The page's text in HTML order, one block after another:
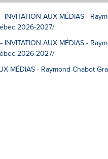
INVITATION AUX MÉDIAS -
2026-2027/
INVITATION AUX MÉDIAS -
2026-2027/
MÉDIAS - Raymond Chabot